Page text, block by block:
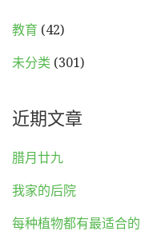
教育 (42)
未分类 (301)
近期文章
腊月廿九
我家的后院
每种植物都有最适合